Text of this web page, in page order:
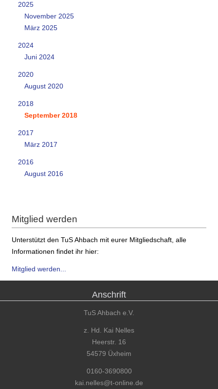
2025
November 2025
März 2025
2024
Juni 2024
2020
August 2020
2018
September 2018
2017
März 2017
2016
August 2016
Mitglied werden
Unterstützt den TuS Ahbach mit eurer Mitgliedschaft, alle
Informationen findet ihr hier:
Mitglied werden...
Anschrift
TuS Ahbach e.V.
z. Hd. Kai Nelles
Heerstr. 16
54579 Üxheim
0160-3690800
kai.nelles@t-online.de